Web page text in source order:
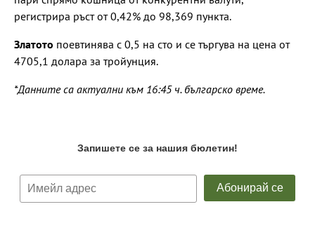
регистрира ръст от 0,42% до 98,369 пункта.
Златото поевтинява с 0,5 на сто и се търгува на цена от
4705,1 долара за тройунция.
*Данните са актуални към 16:45 ч. българско време.